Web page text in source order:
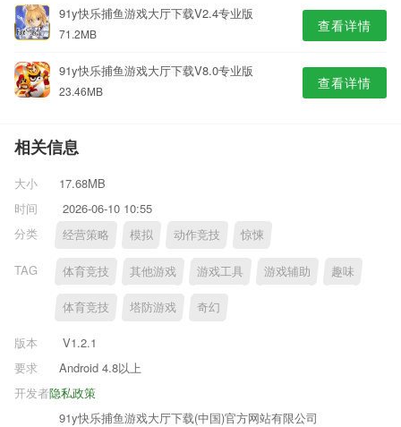
91y快乐捕鱼游戏大厅下载V2.4专业版
71.2MB 查看详情
91y快乐捕鱼游戏大厅下载V8.0专业版
23.46MB 查看详情
相关信息
大小
17.68MB
时间
2026-06-10 10:55
分类
经营策略 模拟 动作竞技 惊悚
TAG 体育竞技 其他游戏 游戏工具 游戏辅助 趣味
体育竞技 塔防游戏 奇幻
版本
V1.2.1
要求
Android 4.8以上
隐私政策
开发者
91y快乐捕鱼游戏大厅下载(中国)官方网站有限公司